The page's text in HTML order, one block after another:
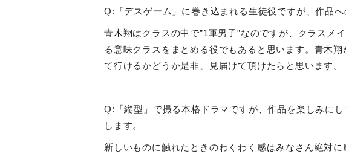
Q:「デスゲーム」に巻き込まれる生徒役ですが、作品へ
青木翔はクラスの中で”1軍男子”なのですが、クラスメ
る意味クラスをまとめる役でもあると思います。青木
て行けるかどうか是非、見届けて頂けたらと思います。
Q:「縦型」で撮る本格ドラマですが、作品を楽しみに
します。
新しいものに触れたときのわくわく感はみなさん絶対